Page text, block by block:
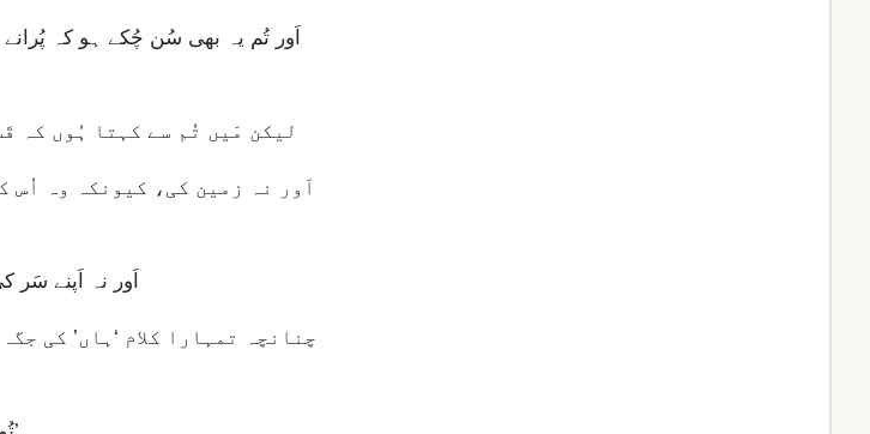
لیکن مَیں تُم سے کہتا ہُوں کہ
اَور نہ اَپنے سَر